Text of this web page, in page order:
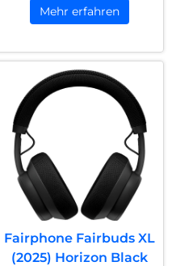
Mehr erfahren
Fairphone Fairbuds XL
(2025) Horizon Black